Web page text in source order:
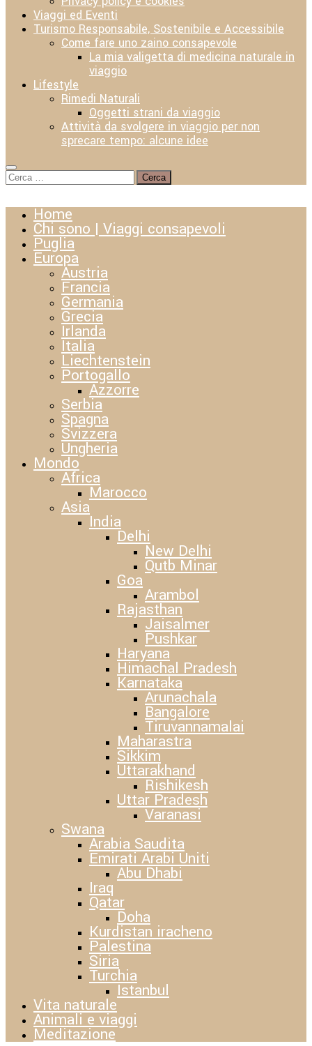
Viaggi ed Eventi
Turismo Responsabile, Sostenibile e Accessibile
Come fare uno zaino consapevole
La mia valigetta di medicina naturale in
viaggio
Lifestyle
Rimedi Naturali
Oggetti strani da viaggio
Attività da svolgere in viaggio per non
sprecare tempo: alcune idee
Ricerca
per:
Home
Chi sono | Viaggi consapevoli
Puglia
Europa
Austria
Francia
Germania
Grecia
Irlanda
Italia
Liechtenstein
Portogallo
Azzorre
Serbia
Spagna
Svizzera
Ungheria
Mondo
Africa
Marocco
Asia
India
Delhi
New Delhi
Qutb Minar
Goa
Arambol
Rajasthan
Jaisalmer
Pushkar
Haryana
Himachal Pradesh
Karnataka
Arunachala
Bangalore
Tiruvannamalai
Maharastra
Sikkim
Uttarakhand
Rishikesh
Uttar Pradesh
Varanasi
Swana
Arabia Saudita
Emirati Arabi Uniti
Abu Dhabi
Iraq
Qatar
Doha
Kurdistan iracheno
Palestina
Siria
Turchia
Istanbul
Vita naturale
Animali e viaggi
Meditazione